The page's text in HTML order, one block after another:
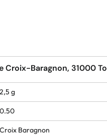
Croix-Baragnon, 31000
2,5 g
0.50
Croix Baragnon